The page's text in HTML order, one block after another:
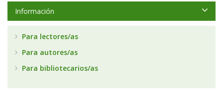
Información
Para lectores/as
Para autores/as
Para bibliotecarios/as